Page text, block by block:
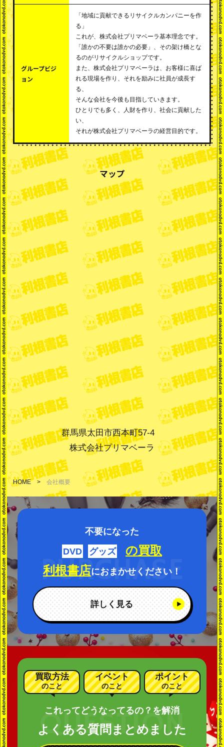
グループビジ
ョン
「地域に貢献できるリサイクルカンパニーを作
る」
これが、株式会社プリマベーラ基本理念です。
「誰かの不要は誰かの必要」、その架け橋とな
るのがリサイクルショップです。
また、株式会社プリマベーラは、お客様に喜ば
れる現場を作り、それを励みに社員が成長す
る、
そんな会社を今後も目指していきます。
ひとりでも多く、人財を作り、社会に貢献した
い、
それが株式会社プリマベーラの経営目的です。
マップ
群馬県太田市西本町57-4
株式会社プリマベーラ
HOME 会社概要
不要になった
DVD
グッズ
の買取
利根書店におまかせください！
詳しく見る
買取方法
のこと
イベント
のこと
ポイント
のこと
これってどうなってるの？を解消
よくある質問まとめました